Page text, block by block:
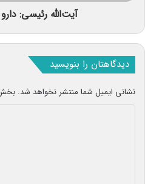
آیت‌الله رئیسی:
دیدگاهتان را بنویسید
نشانی ایمیل شما منتشر نخواهد شد.